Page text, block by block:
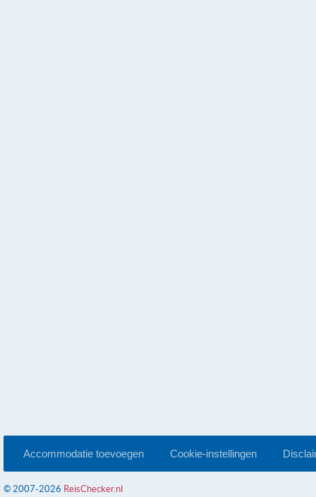
Accommodatie toevoegen Cookie-instellingen
© 2007-2026 ReisChecker.nl